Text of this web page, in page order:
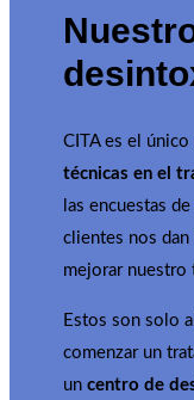
CITA es el único
técnicas en el
las encuestas
clientes nos
mejorar nuestro
Estos son solo
comenzar un
un centro de